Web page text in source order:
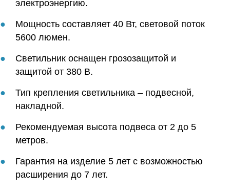
электроэнергию.
Мощность составляет 40 Вт, световой поток
5600 люмен.
Светильник оснащен грозозащитой и
защитой от 380 В.
Тип крепления светильника – подвесной,
накладной.
Рекомендуемая высота подвеса от 2 до 5
метров.
Гарантия на изделие 5 лет с возможностью
расширения до 7 лет.